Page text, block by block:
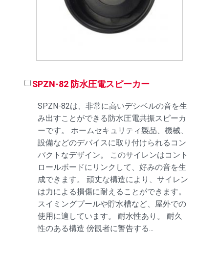
SPZN-82 防水圧電スピーカー
SPZN-82は、非常に高いデシベルの音を生
み出すことができる防水圧電共振スピーカ
ーです。 ホームセキュリティ製品、機械、
設備などのデバイスに取り付けられるコン
パクトなデザイン。 このサイレンはコント
ロールボードにリンクして、好みの音を生
成できます。 頑丈な構造により、サイレン
は力による損傷に耐えることができます。
スイミングプールや貯水槽など、屋外での
使用に適しています。 耐水性あり。 耐久
性のある構造 傍観者に警告する...